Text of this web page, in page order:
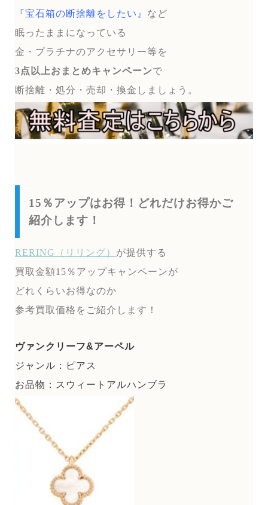
『宝石箱の断捨離をしたい』 など
眠ったままになっている
金・プラチナのアクセサリー等を
3点以上おまとめキャンペーンで
断捨離・処分・売却・換金しましょう。
15％アップはお得！どれだけお得かご
紹介します！
RERING（リリング） が提供する
買取金額15％アップキャンペーンが
どれくらいお得なのか
参考買取価格をご紹介します！
ヴァンクリーフ&アーペル
ジャンル：ピアス
お品物：スウィートアルハンブラ